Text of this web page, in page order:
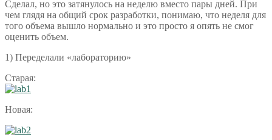
Сделал, но это затянулось на неделю вместо пары дней. При
чем глядя на общий срок разработки, понимаю, что неделя для
того объема вышло нормально и это просто я опять не смог
оценить объем.
1) Переделали «лабораторию»
Старая:
Новая: